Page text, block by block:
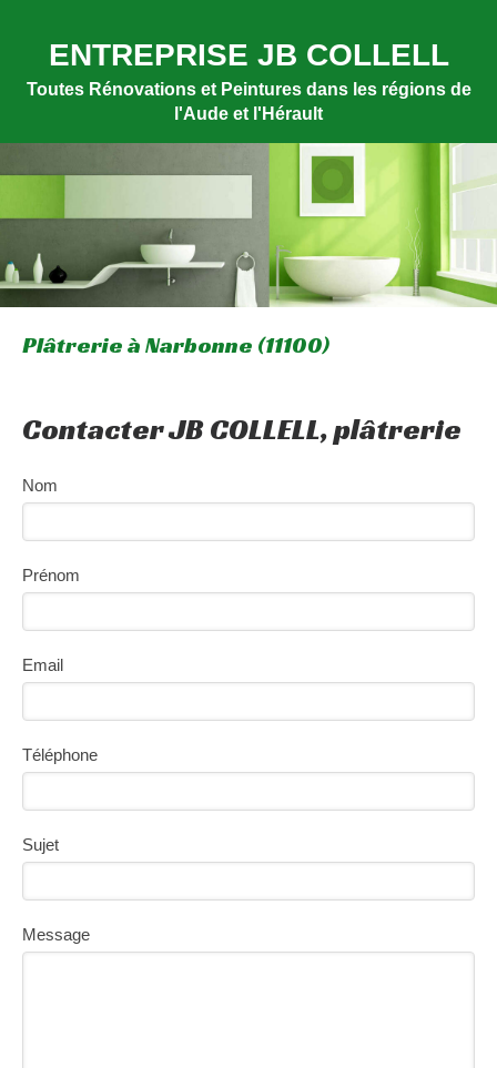
ENTREPRISE JB COLLELL
Toutes Rénovations et Peintures dans les régions de
l'Aude et l'Hérault
Plâtrerie à Narbonne (11100)
Contacter JB COLLELL, plâtrerie
Nom
Prénom
Email
Téléphone
Sujet
Message